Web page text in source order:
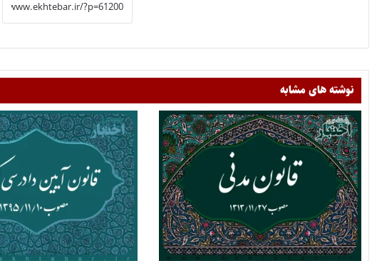
نوشته های مشابه